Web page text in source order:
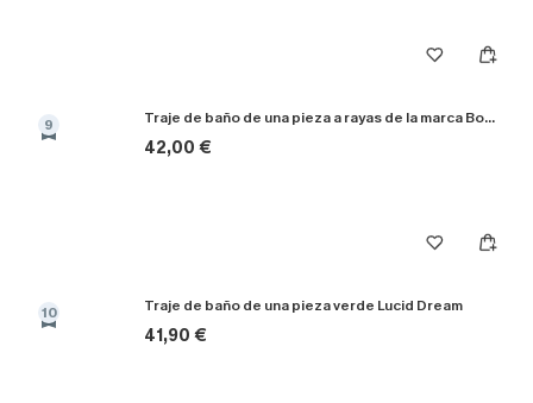
9 Traje de baño de una pieza a rayas de la marca Bonafide
42,00 €
10 Traje de baño de una pieza verde Lucid Dream
41,90 €